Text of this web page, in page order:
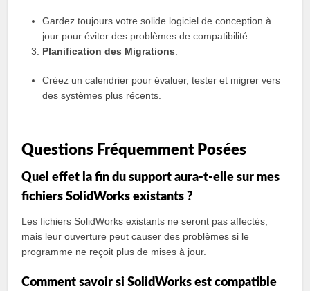
Gardez toujours votre solide logiciel de conception à
jour pour éviter des problèmes de compatibilité.
Planification des Migrations:
Créez un calendrier pour évaluer, tester et migrer vers
des systèmes plus récents.
Questions Fréquemment Posées
Quel effet la fin du support aura-t-elle sur mes
fichiers SolidWorks existants ?
Les fichiers SolidWorks existants ne seront pas affectés,
mais leur ouverture peut causer des problèmes si le
programme ne reçoit plus de mises à jour.
Comment savoir si SolidWorks est compatible